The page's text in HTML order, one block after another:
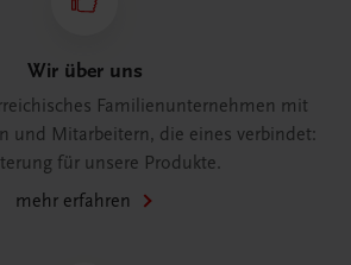
Wir über uns
Familienunternehmen mit
und Mitarbeitern, die eines verbindet:
für unsere Produkte.
mehr erfahren